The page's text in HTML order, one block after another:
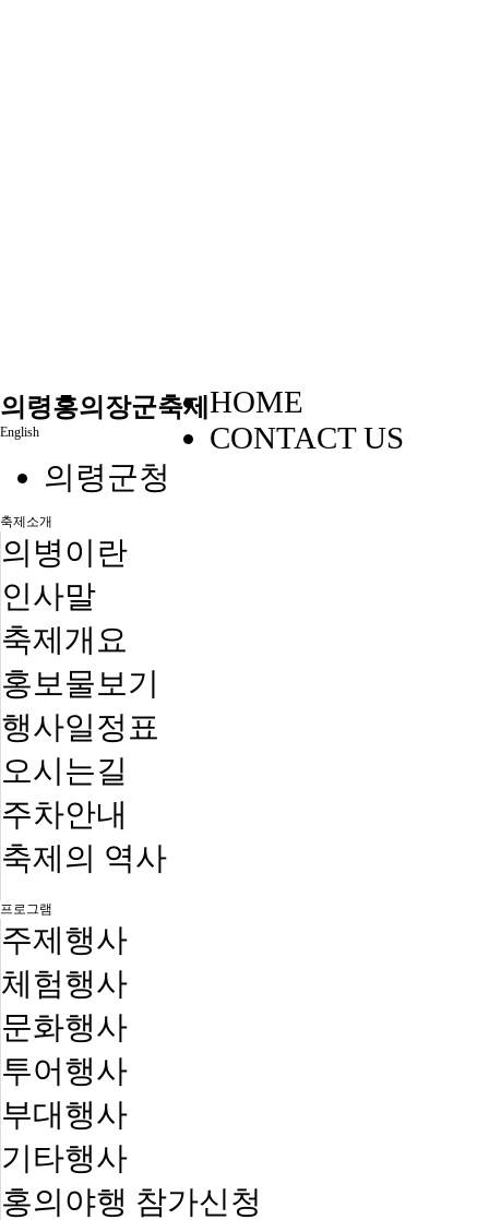
의령홍의장군축제
English
HOME
CONTACT US
의령군청
축제소개
의병이란
인사말
축제개요
홍보물보기
행사일정표
오시는길
주차안내
축제의 역사
프로그램
주제행사
체험행사
문화행사
투어행사
부대행사
기타행사
홍의야행 참가신청